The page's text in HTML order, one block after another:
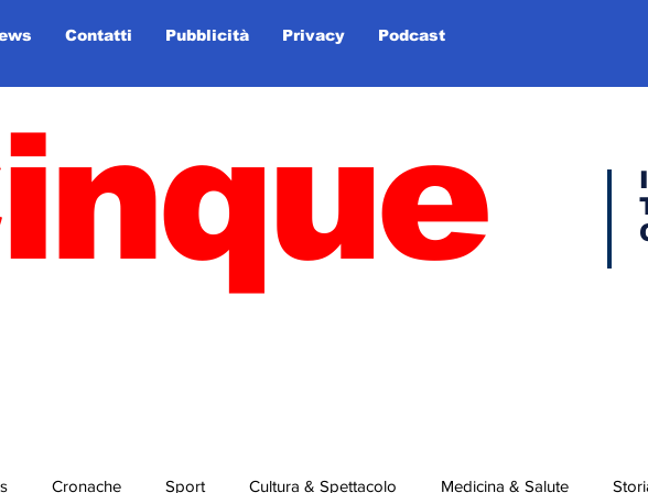
Contatti Pubblicità Privacy Podcast
Cronache Sport Cultura & Spettacolo Medicina & Salute